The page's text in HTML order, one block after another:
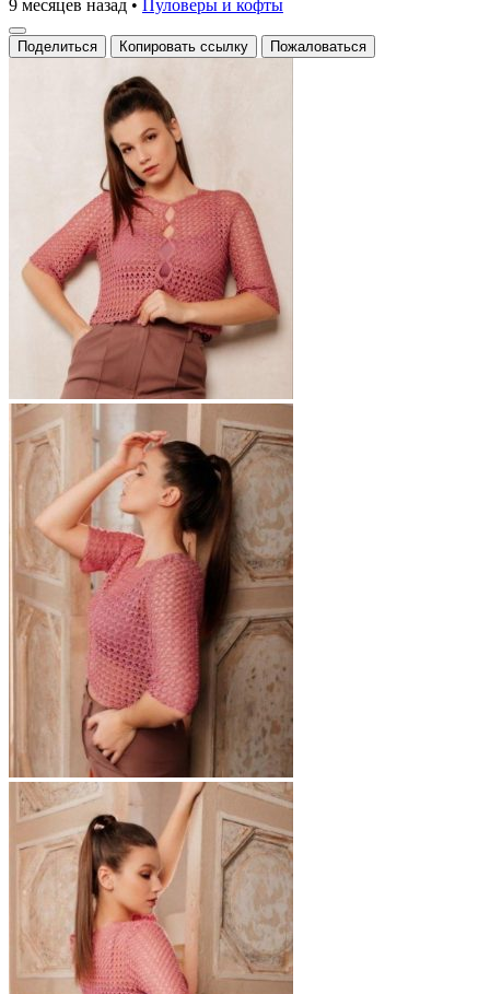
9 месяцев назад • Пуловеры и кофты
Поделиться Копировать ссылку Пожаловаться